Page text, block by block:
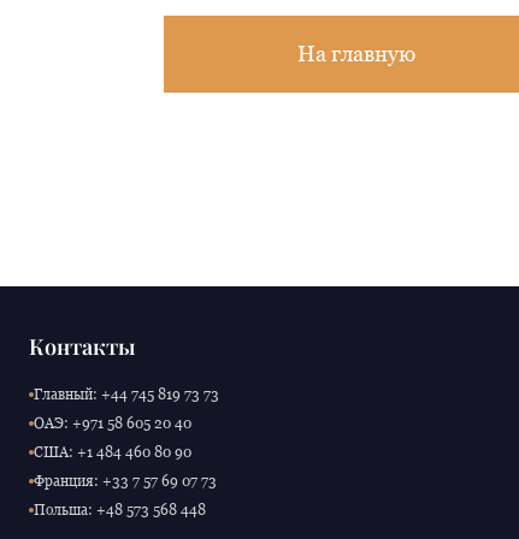
На главную
Контакты
Главный: +44 745 819 73 73
ОАЭ: +971 58 605 20 40
США: +1 484 460 80 90
Франция: +33 7 57 69 07 73
Польша: +48 573 568 448